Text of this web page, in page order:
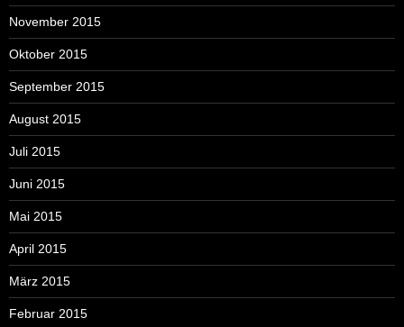
November 2015
Oktober 2015
September 2015
August 2015
Juli 2015
Juni 2015
Mai 2015
April 2015
März 2015
Februar 2015